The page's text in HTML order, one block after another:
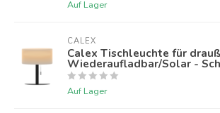
Auf Lager
CALEX
Calex Tischleuchte für
Wiederaufladbar/Solar -
Auf Lager